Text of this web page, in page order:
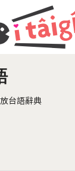
台語辭典